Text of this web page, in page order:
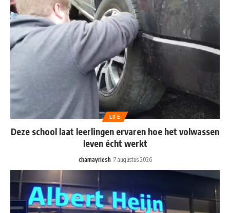
LIFE
Deze school laat leerlingen ervaren hoe het volwassen
leven écht werkt
chamayriesh 7 augustus 2026